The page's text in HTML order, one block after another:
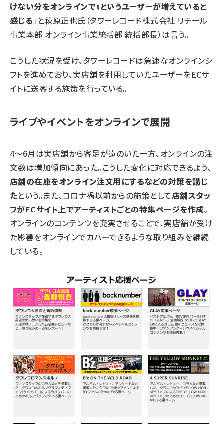
けない分をオンラインで』というユーザーが増えていると
感じる」と萩原正也氏（タワーレコード株式会社 リテール
事業本部 オンライン事業統括部 統括部長）は言う。
こうした状況を受け、タワーレコードは急速なオンラインシ
フトを進めており、実店舗を利用していたユーザーをECサ
イトに送客する施策を行っている。
ライブやイベントをオンラインで展開
4～6月は実店舗から客足が遠のいた一方、オンラインの注
文数は増加傾向にあった。こうした変化に対応できるよう、
店舗の在庫をオンライン注文用にするなどの対策を講じ
たという。また、コロナ禍以前からの施策として店舗スタッ
フがECサイト上でアーティストごとの特集ページを作成。
オンラインのコンテンツを充実させることで、実店舗が受け
た影響をオンラインでカバーできるような取り組みを継続
している。